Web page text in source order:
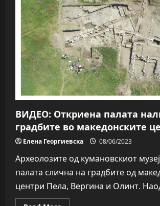
на
Куманово
со
Банско
и
Добриниште
ВИДЕО: Откриена палата
градбите во македонските
Елена Георгиевска 08/06/2023
Археолозите од кумановскиот
палата слична на градбите од
центри Пела, Вергина и Олинт.